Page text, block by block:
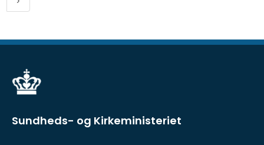
Sundheds- og Kirkeministeriet